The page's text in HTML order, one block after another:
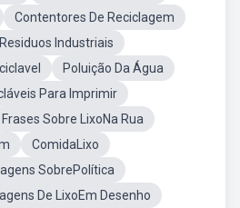
Contentores De Reciclagem
Residuos Industriais
Poluição Da Água
Para Imprimir
Frases Sobre LixoNa Rua
ComidaLixo
SobrePolítica
De LixoEm Desenho